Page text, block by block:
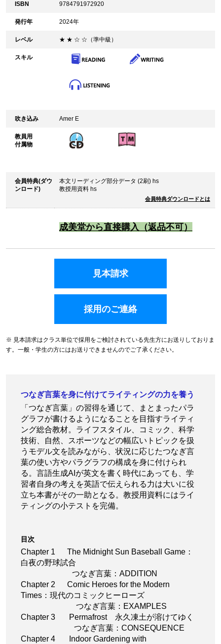
ISBN 9784791972920
発行年 2024年
レベル ★ ★ ☆ ☆（準中級）
スキル
吹き込み Amer E
教員用
付属物
会員特典(ダウ
ンロード)
本文リーディング部分データ (2刷) hs
教授用資料 hs
会員特典ダウンロードとは
成美堂から直接購入（返品不可）
見本請求
採用のご連絡
※ 見本請求はクラス単位で採用をご検討されている先生方にお送りしておりま
す。一般・学生の方にはお送りできませんのでご了承ください。
つなぎ言葉を身に付けてライティングの力を養う
「つなぎ言葉」の習得を通じて、まとまったパラ
グラフが書けるようになることを目指すライティ
ング総合教材。ライフスタイル、コミック、科学
技術、自然、スポーツなどの幅広いトピックを扱
うモデル文を読みながら、状況に応じたつなぎ言
葉の使い方やパラグラフの構成を身に付けられ
る。言語生成AIが英文を書く時代にあっても、学
習者自身の考えを英語で伝えられる力は大いに役
立ち本書がその一助となる。教授用資料にはライ
ティングの小テストを完備。
目次
Chapter 1 The Midnight Sun Baseball Game：
白夜の野球試合
つなぎ言葉：ADDITION
Chapter 2 Comic Heroes for the Modern
Times：現代のコミックヒーローズ
つなぎ言葉：EXAMPLES
Chapter 3 Permafrost 永久凍土が溶けてゆく
つなぎ言葉：CONSEQUENCE
Chapter 4 Indoor Gardening with